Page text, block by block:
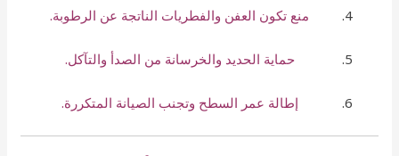
منع تكون العفن والفطريات الناتجة عن الرطوبة.
حماية الحديد والخرسانة من الصدأ والتآكل.
إطالة عمر السطح وتجنب الصيانة المتكررة.